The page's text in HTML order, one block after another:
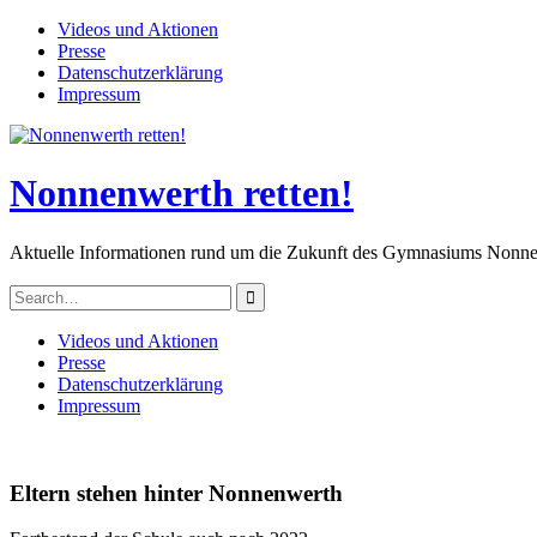
Skip
content
Videos und Aktionen
Presse
Datenschutzerklärung
Impressum
Nonnenwerth retten!
Aktuelle Informationen rund um die Zukunft des Gymnasiums
Search
for:
Videos und Aktionen
Presse
Datenschutzerklärung
Impressum
Eltern stehen hinter Nonnenwerth